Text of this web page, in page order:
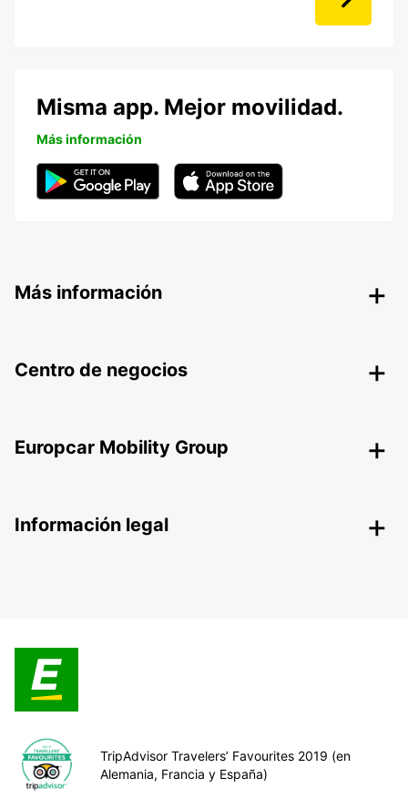
Misma app. Mejor movilidad.
Más información
Más información
Centro de negocios
Europcar Mobility Group
Información legal
TripAdvisor Travelers’ Favourites 2019 (en
Alemania, Francia y España)